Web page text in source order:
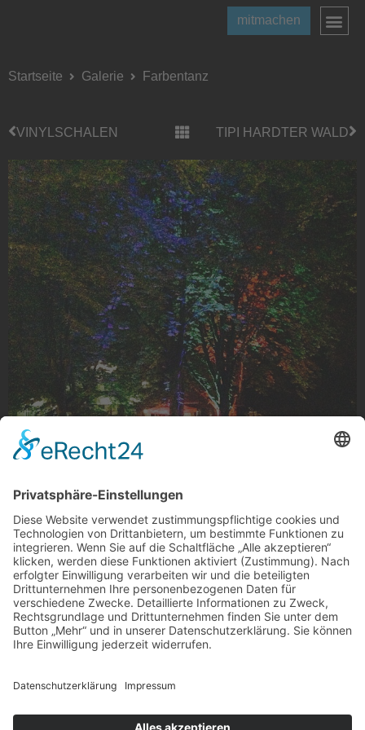
mitmachen
Startseite Galerie Farbentanz
VINYLSCHALEN TIPI HARDTER WALD
Farbentanz
Lichtfarbenspiel beim Jukomm, Gladbach
Foto: bonzai74 via Instagram